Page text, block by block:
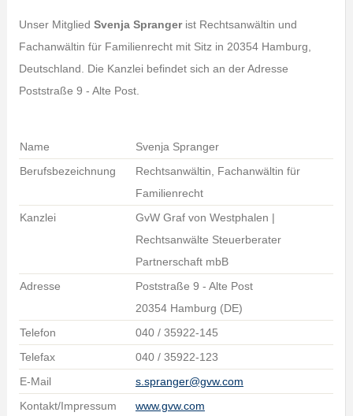
Unser Mitglied Svenja Sprangerist Rechtsanwältin und
Fachanwältin für Familienrecht mit Sitz in 20354 Hamburg,
Deutschland. Die Kanzlei befindet sich an der Adresse
Poststraße 9 - Alte Post.
Name
Svenja Spranger
Berufsbezeichnung
Rechtsanwältin, Fachanwältin für
Familienrecht
Kanzlei
GvW Graf von Westphalen |
Rechtsanwälte Steuerberater
Partnerschaft mbB
Adresse
Poststraße 9 - Alte Post
20354 Hamburg (DE)
Telefon
040 / 35922-145
Telefax
040 / 35922-123
E-Mail
s.spranger@gvw.com
Kontakt/Impressum
www.gvw.com